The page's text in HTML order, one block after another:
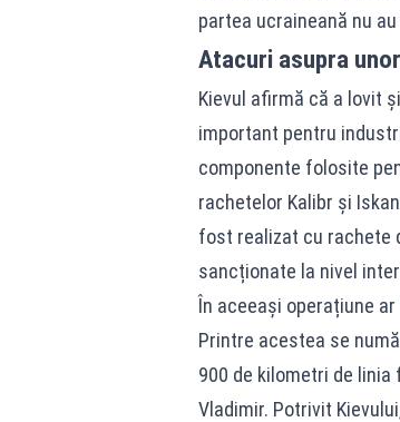
partea ucraineană nu
Atacuri asupra
Kievul afirmă că a lovit
important pentru
componente folosite
rachetelor Kalibr și
fost realizat cu rachete
sancționate la nivel
În aceeași operațiune
Printre acestea se
900 de kilometri de
Vladimir. Potrivit